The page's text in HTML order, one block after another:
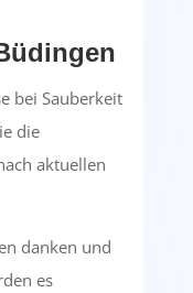
bei Sauberkeit
die
aktuellen
danken und
es